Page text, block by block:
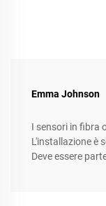
Emma Johnson
I sensori in fibra
L'installazione è
Deve essere